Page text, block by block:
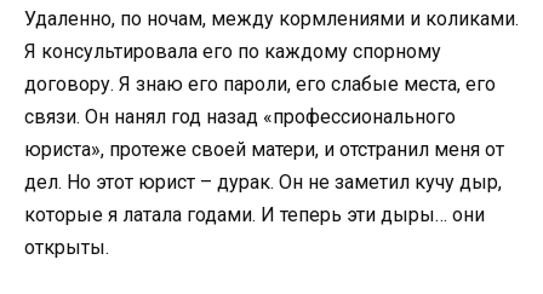
Удаленно, по ночам, между кормлениями и коликами.
Я консультировала его по каждому спорному
договору. Я знаю его пароли, его слабые места, его
связи. Он нанял год назад «профессионального
юриста», протеже своей матери, и отстранил меня от
дел. Но этот юрист – дурак. Он не заметил кучу дыр,
которые я латала годами. И теперь эти дыры… они
открыты.